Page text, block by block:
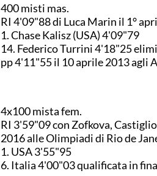
400 misti mas.
RI 4'09"88 di Luca Marin il 1°
1. Chase Kalisz (USA) 4'09"79
14. Federico Turrini 4'18"25
pp 4'11"55 il 10 aprile 2013 agli
4x100 mista fem.
RI 3'59"09 con Zofkova,
2016 alle Olimpiadi di Rio de
1. USA 3'55"95
6. Italia 4'00"03 qualificata in